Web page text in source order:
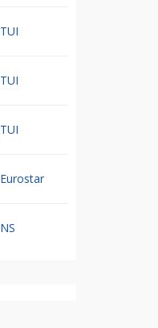
TUI
TUI
TUI
Eurostar
NS